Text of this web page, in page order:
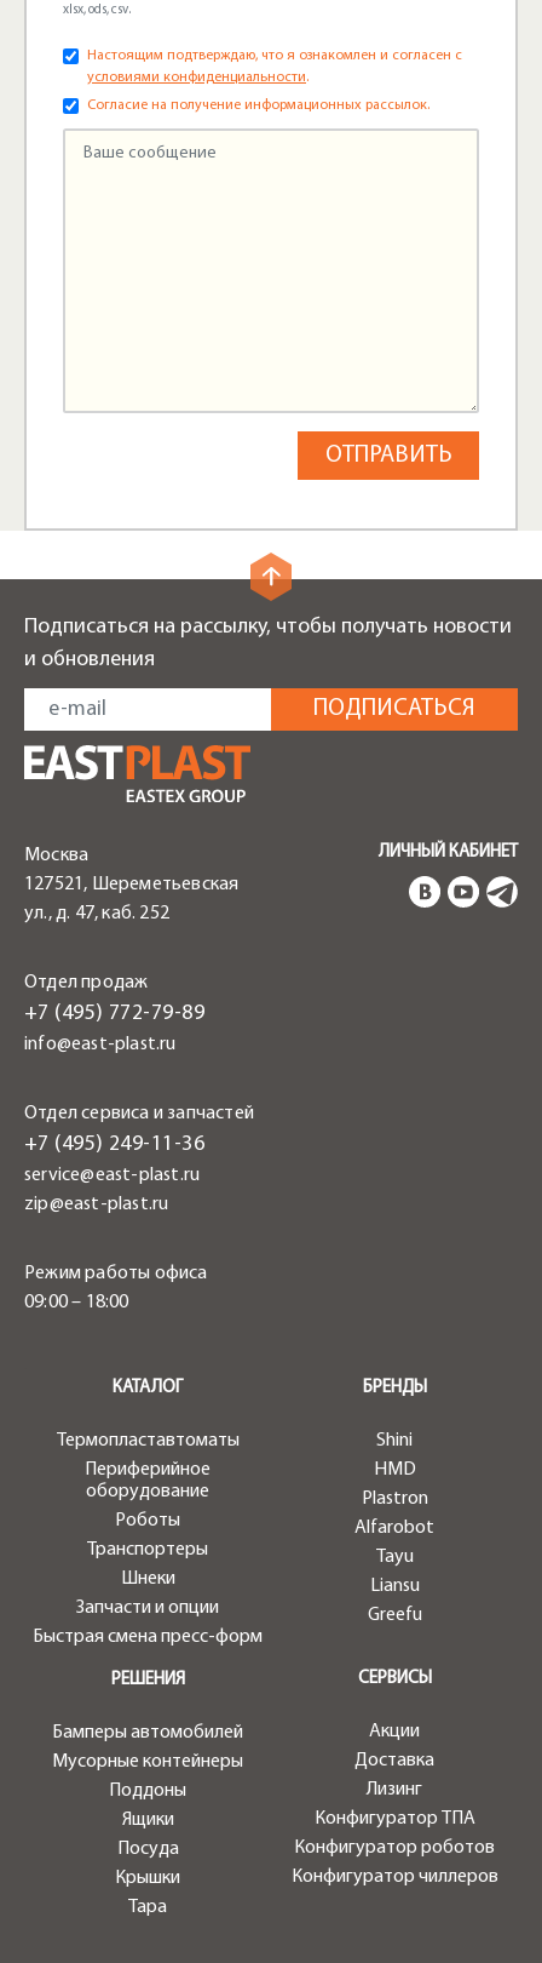
xlsx, ods, csv.
Настоящим подтверждаю, что я ознакомлен и согласен с
условиями конфиденциальности.
Согласие на получение информационных рассылок.
Подписаться на рассылку, чтобы получать новости
и обновления
Москва
127521, Шереметьевская
ул., д. 47, каб. 252
Отдел продаж
+7 (495) 772-79-89
info@east-plast.ru
Отдел сервиса и запчастей
+7 (495) 249-11-36
service@east-plast.ru
zip@east-plast.ru
Режим работы офиса
09:00 – 18:00
ЛИЧНЫЙ КАБИНЕТ
КАТАЛОГ
Термопластавтоматы
Периферийное
оборудование
Роботы
Транспортеры
Шнеки
Запчасти и опции
Быстрая смена пресс-форм
БРЕНДЫ
Shini
HMD
Plastron
Alfarobot
Tayu
Liansu
Greefu
СЕРВИСЫ
Акции
Доставка
Лизинг
Конфигуратор ТПА
Конфигуратор роботов
Конфигуратор чиллеров
РЕШЕНИЯ
Бамперы автомобилей
Мусорные контейнеры
Поддоны
Ящики
Посуда
Крышки
Тара